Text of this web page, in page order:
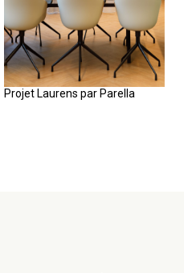
Projet Laurens par Parella